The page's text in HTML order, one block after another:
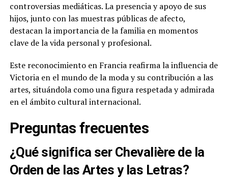
controversias mediáticas. La presencia y apoyo de sus
hijos, junto con las muestras públicas de afecto,
destacan la importancia de la familia en momentos
clave de la vida personal y profesional.
Este reconocimiento en Francia reafirma la influencia de
Victoria en el mundo de la moda y su contribución a las
artes, situándola como una figura respetada y admirada
en el ámbito cultural internacional.
Preguntas frecuentes
¿Qué significa ser Chevalière de la
Orden de las Artes y las Letras?